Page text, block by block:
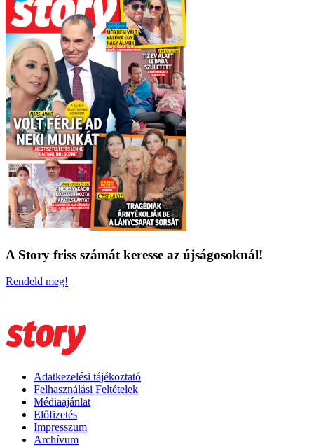
A Story friss számát keresse az újságosoknál!
Rendeld meg!
Adatkezelési tájékoztató
Felhasználási Feltételek
Médiaajánlat
Előfizetés
Impresszum
Archívum